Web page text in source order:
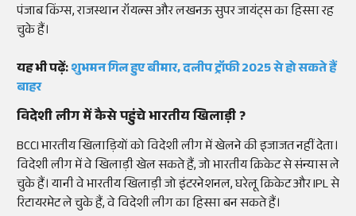
पंजाबकिंग्स, राजस्थानरॉयल्सऔर लखनऊसुपरजायंट्सका हिस्सा रह
चुके हैं।
यह भी पढ़ें:शुभमन गिल हुए बीमार, दलीप ट्रॉफी 2025 से हो सकते हैं
बाहर
विदेशी लीग में कैसे पहुंचे भारतीय खिलाड़ी ?
BCCIभारतीय खिलाड़ियों को विदेशीलीगमें खेलने की इजाजत नहीं देता।
विदेशीलीगमें वे खिलाड़ी खेल सकते हैं, जो भारतीय क्रिकेट से संन्यास ले
चुके हैं। यानी वे भारतीय खिलाड़ी जो इंटरनेशनल, घरेलू क्रिकेट औरIPLसे
रिटायरमेटले चुके हैं, वे विदेशीलीगका हिस्सा बन सकते हैं।